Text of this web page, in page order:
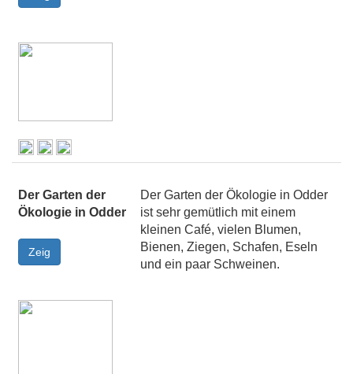
Der Garten der
Ökologie in Odder
Der Garten der Ökologie in Odder
ist sehr gemütlich mit einem
kleinen Café, vielen Blumen,
Bienen, Ziegen, Schafen, Eseln
und ein paar Schweinen.